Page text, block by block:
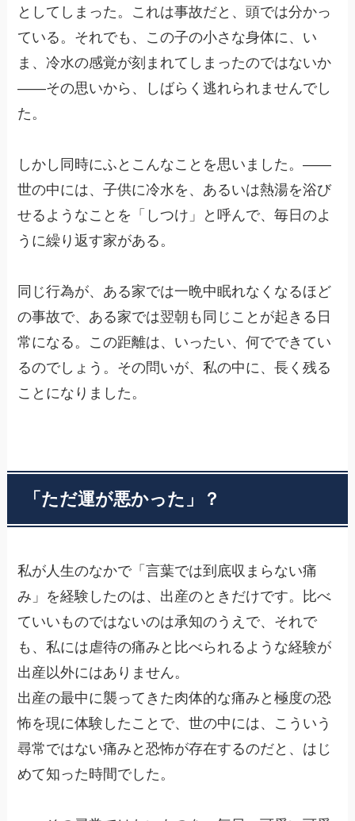
としてしまった。これは事故だと、頭では分かっ
ている。それでも、この子の小さな身体に、い
ま、冷水の感覚が刻まれてしまったのではないか
——その思いから、しばらく逃れられませんでし
た。
しかし同時にふとこんなことを思いました。——
世の中には、子供に冷水を、あるいは熱湯を浴び
せるようなことを「しつけ」と呼んで、毎日のよ
うに繰り返す家がある。
同じ行為が、ある家では一晩中眠れなくなるほど
の事故で、ある家では翌朝も同じことが起きる日
常になる。この距離は、いったい、何でできてい
るのでしょう。その問いが、私の中に、長く残る
ことになりました。
「ただ運が悪かった」？
私が人生のなかで「言葉では到底収まらない痛
み」を経験したのは、出産のときだけです。比べ
ていいものではないのは承知のうえで、それで
も、私には虐待の痛みと比べられるような経験が
出産以外にはありません。
出産の最中に襲ってきた肉体的な痛みと極度の恐
怖を現に体験したことで、世の中には、こういう
尋常ではない痛みと恐怖が存在するのだと、はじ
めて知った時間でした。